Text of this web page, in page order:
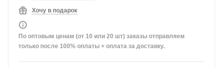
Хочу в подарок
По оптовым ценам (от 10 или 20 шт) заказы отправляем
только после 100% оплаты + оплата за доставку.